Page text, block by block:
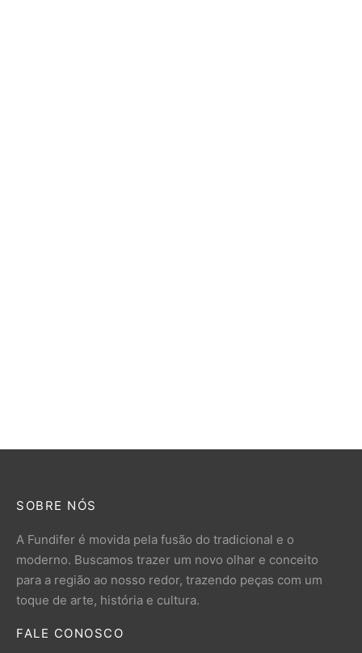
SOBRE NÓS
A Fundifer é movida pela fusão do tradicional e o
moderno. Buscamos trazer um novo olhar e conceito
para a região ao nosso redor, trazendo peças com um
toque de arte, história e cultura.
FALE CONOSCO